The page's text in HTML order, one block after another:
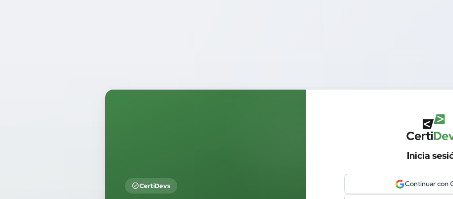
CertiDevs
Inicia
Continuar con